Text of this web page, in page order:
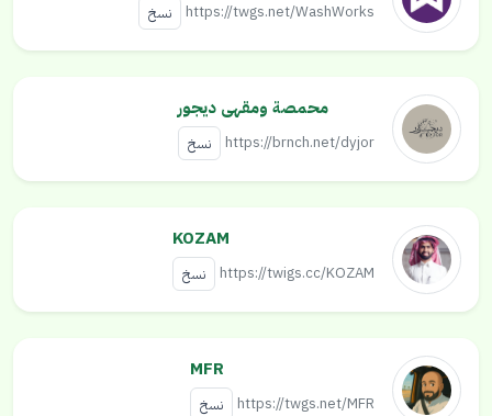
https://twgs.net/WashWorks نسخ
محمصة ومقهى ديجور
https://brnch.net/dyjor نسخ
KOZAM
https://twigs.cc/KOZAM نسخ
MFR
https://twgs.net/MFR نسخ